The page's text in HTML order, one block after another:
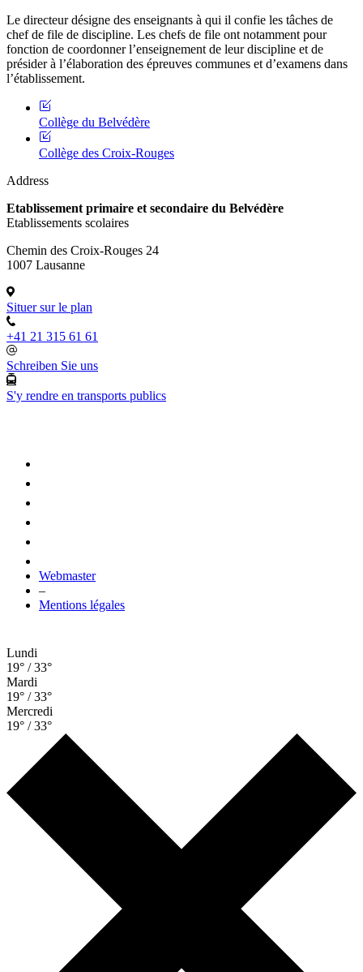
Le directeur désigne des enseignants à qui il confie les tâches de
chef de file de discipline. Les chefs de file ont notamment pour
fonction de coordonner l’enseignement de leur discipline et de
présider à l’élaboration des épreuves communes et d’examens dans
l’établissement.
Collège du Belvédère
Collège des Croix-Rouges
Address
Etablissement primaire et secondaire du Belvédère
Etablissements scolaires
Chemin des Croix-Rouges 24
1007 Lausanne
Situer sur le plan
+41 21 315 61 61
Schreiben Sie uns
S'y rendre en transports publics
Webmaster
–
Mentions légales
Lundi
19° / 33°
Mardi
19° / 33°
Mercredi
19° / 33°